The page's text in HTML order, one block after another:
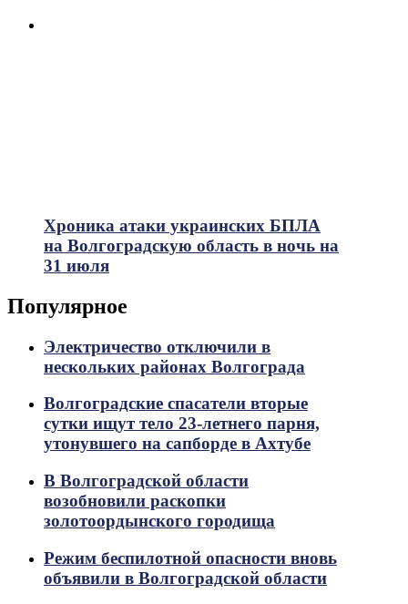
Хроника атаки украинских БПЛА
на Волгоградскую область в ночь на
31 июля
Популярное
Электричество отключили в
нескольких районах Волгограда
Волгоградские спасатели вторые
сутки ищут тело 23-летнего парня,
утонувшего на сапборде в Ахтубе
В Волгоградской области
возобновили раскопки
золотоордынского городища
Режим беспилотной опасности вновь
объявили в Волгоградской области